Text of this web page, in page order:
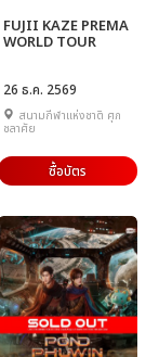
FUJII KAZE PREMA
WORLD TOUR
26 ธ.ค. 2569
สนามกีฬาแห่งชาติ ศุภ
ชลาศัย
ซื้อบัตร